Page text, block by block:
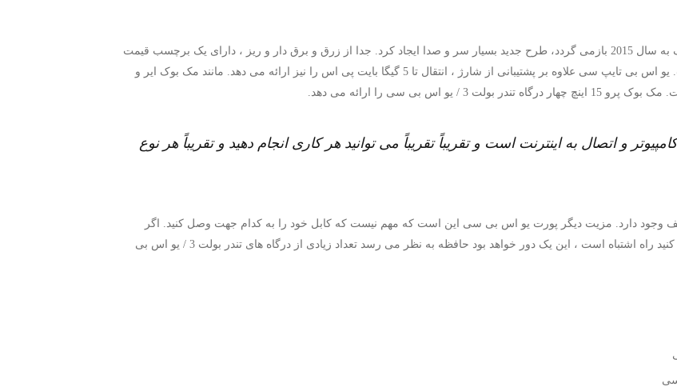
هنگامی که اپل فوق العاده باریک خود را رونمایی کرد مک بوک به سال 2015 بازمی گردد، طرح جدید بسیار سر و صدا ایجاد کرد. جدا از زرق و برق دار و ریز ، دارای یک برچسب قیمت
سنگین و تنها یک درگاه اتصال یو اس بی سی نسبتاً جدید است. یو اس بی تایپ سی علاوه بر پشتیبانی از شارژ ، انتقال تا 5 گیگا بایت پی اس را نیز ارائه می دهد. مانند مک بوک ایر و
و اتصال به اینترنت است و تقریباً تقریباً می توانید هر کاری انجام دهید و تقریباً هر نوع
دارد. مزیت دیگر پورت یو اس بی سی این است که مهم نیست که کابل خود را به کدام جهت وصل کنید. اگر
احساس کنید که هر بار که یک پریز یو اس بی ای را وصل می کنید راه اشتباه است ، این یک دور خواهد بود حافظه به نظر می رسد تعداد زیادی از درگاه های تندر بولت 3 / یو اس بی